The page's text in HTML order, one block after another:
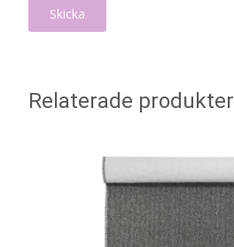
Relaterade produkter